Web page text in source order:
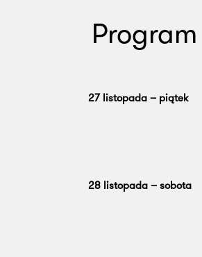
Program
27 listopada – piątek
28 listopada – sobota